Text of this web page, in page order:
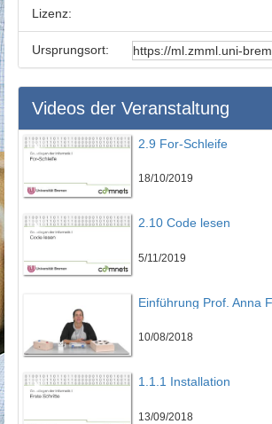
Lizenz:
Ursprungsort:
Videos der Veranstaltung
2.9 For-Schleife
18/10/2019
2.10 Code lesen
5/11/2019
Einführung Prof. Anna
10/08/2018
1.1.1 Installation
13/09/2018